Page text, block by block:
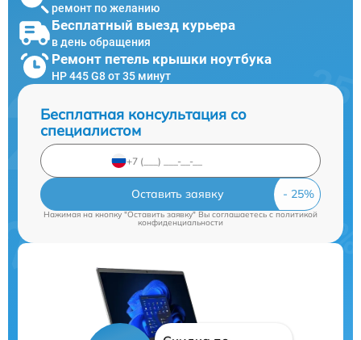
ремонт по желанию
Бесплатный выезд курьера
в день обращения
Ремонт петель крышки ноутбука
HP 445 G8 от 35 минут
Бесплатная консультация со
специалистом
Оставить заявку
Нажимая на кнопку "Оставить заявку" Вы соглашаетесь cполитикой
конфиденциальности